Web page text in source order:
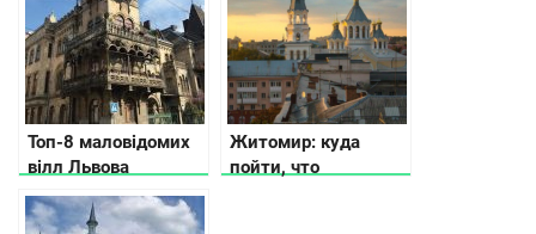
Топ-8 маловідомих
вілл Львова
Житомир: куда
пойти, что